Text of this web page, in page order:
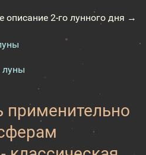
описание 2-го лунного дня →
луны
применительно